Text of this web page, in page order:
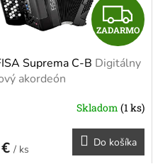
Z
A
D
A
R
ZADARMO
Suprema C-B Digitálny
akordeón
Skladom (1 ks)
/ ks
Do košíka